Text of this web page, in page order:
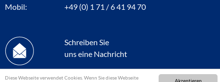
Akzeptieren
Diese Webseite verwendet Cookies. Wenn Sie diese Webseite
Mobil:
+49 (0) 1 71 / 6 41 94 70
Schreiben Sie
uns eine Nachricht